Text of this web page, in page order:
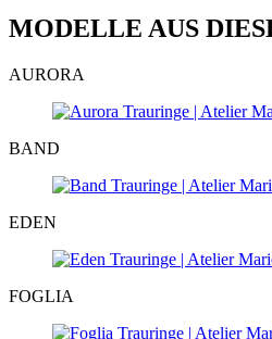
MODELLE AUS
AURORA
BAND
EDEN
FOGLIA